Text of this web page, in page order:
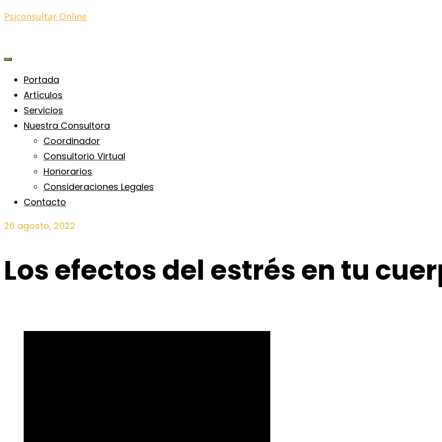
Psiconsultar Online
Portada
Artículos
Servicios
Nuestra Consultora
Coordinador
Consultorio Virtual
Honorarios
Consideraciones Legales
Contacto
26 agosto, 2022
Los efectos del estrés en tu